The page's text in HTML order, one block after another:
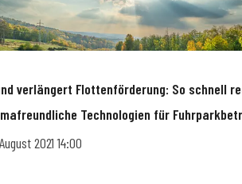
verlängert Flottenförderung: So schnell
Technologien für
2021 14:00